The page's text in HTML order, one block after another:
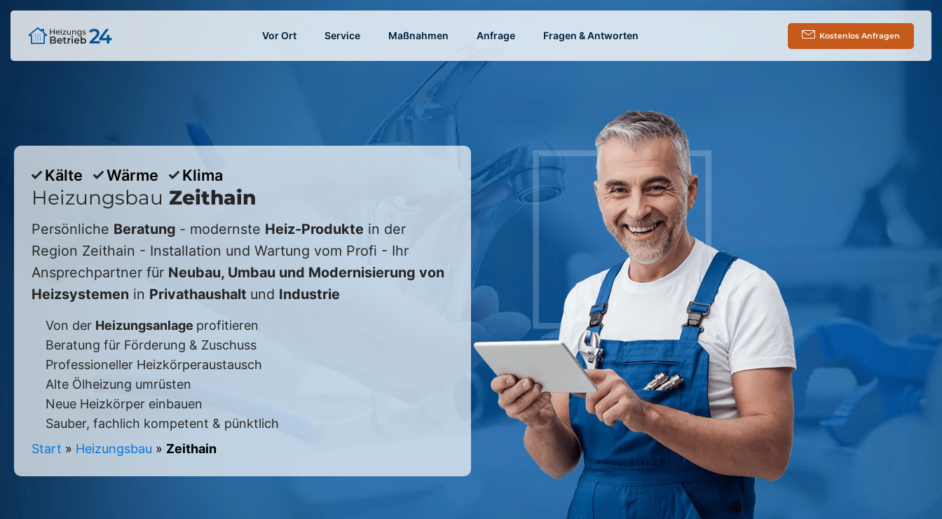
Vor Ort Service Maßnahmen Anfrage Fragen & Antworten Kostenlos Anfragen
Kälte Wärme Klima
Heizungsbau Zeithain
Persönliche Beratung - modernste Heiz-Produkte in der
Region Zeithain - Installation und Wartung vom Profi - Ihr
Ansprechpartner für Neubau, Umbau und Modernisierung von
Heizsystemen in Privathaushalt und Industrie
Von der Heizungsanlage profitieren
Beratung für Förderung & Zuschuss
Professioneller Heizkörperaustausch
Alte Ölheizung umrüsten
Neue Heizkörper einbauen
Sauber, fachlich kompetent & pünktlich
Start » Heizungsbau » Zeithain